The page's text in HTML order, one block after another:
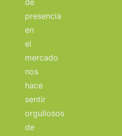
de
presencia
en
el
mercado
nos
hace
sentir
orgullosos
de